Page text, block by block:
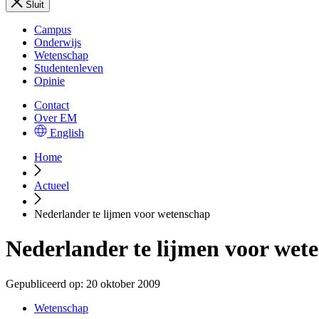
Sluit
Campus
Onderwijs
Wetenschap
Studentenleven
Opinie
Contact
Over EM
English
Home
Actueel
Nederlander te lijmen voor wetenschap
Nederlander te lijmen voor
Gepubliceerd op: 20 oktober 2009
Wetenschap